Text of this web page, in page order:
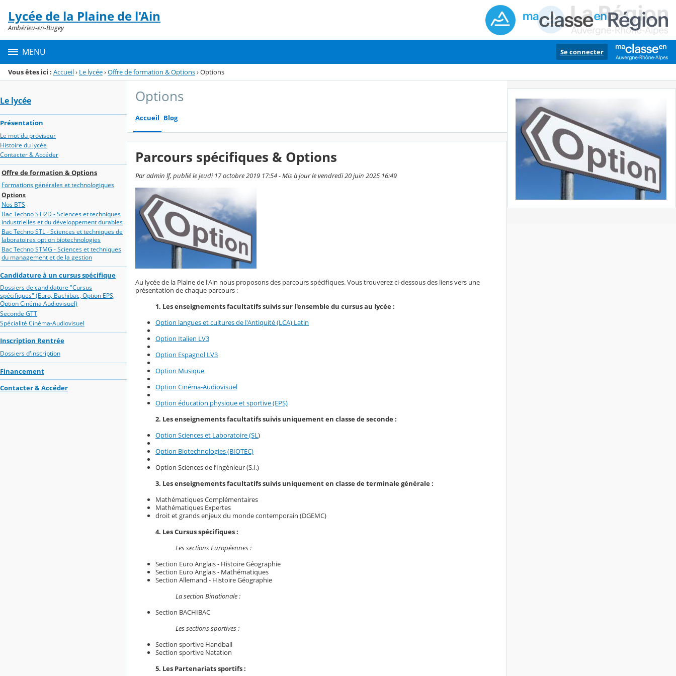
Menu de la rubrique
Contenu
Lycée de la Plaine de l'Ain
Ambérieu-en-Bugey
MENU Se connecter
Vous êtes ici : Accueil› Le lycée›Offre de formation & Options›Options
Le lycée
Présentation
Le mot du proviseur
Histoire du lycée
Contacter & Accéder
Offre de formation & Options
Formations générales et technologiques
Options
Nos BTS
Bac Techno STI2D - Sciences et techniques
industrielles et du développement durables
Bac Techno STL - Sciences et techniques de
laboratoires option biotechnologies
Bac Techno STMG - Sciences et techniques
du management et de la gestion
Candidature à un cursus spécifique
Dossiers de candidature "Cursus
spécifiques" (Euro, Bachibac, Option EPS,
Option Cinéma Audiovisuel)
Seconde GTT
Spécialité Cinéma-Audiovisuel
Inscription Rentrée
Dossiers d'inscription
Financement
Contacter & Accéder
Options
Accueil Blog
Parcours spécifiques & Options
Par admin lf, publié le jeudi 17 octobre 2019 17:54 - Mis à jour le vendredi 20 juin 2025 16:49
Au lycée de la Plaine de l'Ain nous proposons des parcours spécifiques. Vous trouverez ci-dessous des liens vers une
présentation de chaque parcours :
1. Les enseignements facultatifs suivis sur l'ensemble du cursus au lycée :
Option langues et cultures de l'Antiquité (LCA) Latin
Option Italien LV3
Option Espagnol LV3
Option Musique
Option Cinéma-Audiovisuel
Option éducation physique et sportive (EPS)
2. Les enseignements facultatifs suivis uniquement en classe de seconde :
Option Sciences et Laboratoire (SL)
Option Biotechnologies (BIOTEC)
Option Sciences de l’Ingénieur (S.I.)
3. Les enseignements facultatifs suivis uniquement en classe de terminale générale :
Mathématiques Complémentaires
Mathématiques Expertes
droit et grands enjeux du monde contemporain (DGEMC)
4. Les Cursus spécifiques :
Les sections Européennes :
Section Euro Anglais - Histoire Géographie
Section Euro Anglais - Mathématiques
Section Allemand - Histoire Géographie
La section Binationale :
Section BACHIBAC
Les sections sportives :
Section sportive Handball
Section sportive Natation
5. Les Partenariats sportifs :